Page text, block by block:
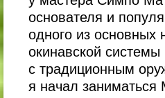
основателя и
одного из основных
окинавской системы
с традиционным
я начал